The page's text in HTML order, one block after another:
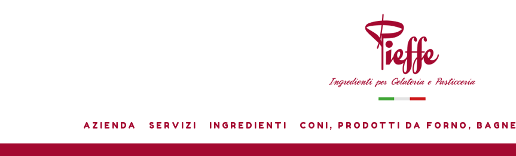
AZIENDA SERVIZI INGREDIENTI CONI, PRODOTTI DA FORNO, BAGNE